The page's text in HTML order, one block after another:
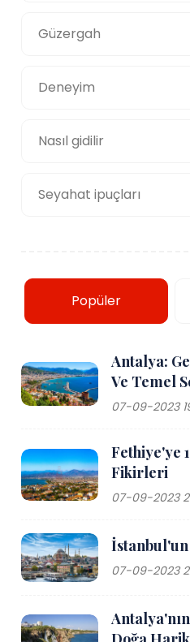
Güzergah
Deneyim
Nasıl gidilir
Seyahat ipuçları
Popüler
Antalya:
Ve Temel
07-09-2023
Fethiye'ye
Fikirleri
07-09-2023
07-09-2023